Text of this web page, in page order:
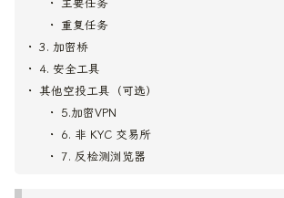
主要任务
重复任务
3. 加密桥
4. 安全工具
其他空投工具（可选）
5.加密VPN
6. 非 KYC 交易所
7. 反检测浏览器